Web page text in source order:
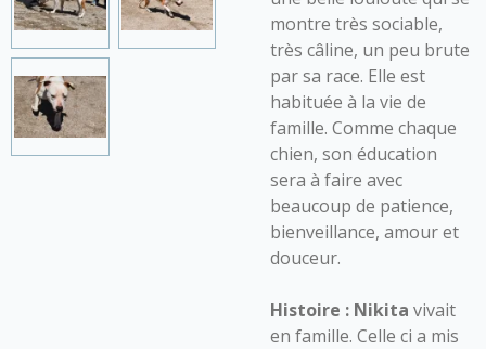
montre très sociable,
très câline, un peu brute
par sa race. Elle est
habituée à la vie de
famille. Comme chaque
chien, son éducation
sera à faire avec
beaucoup de patience,
bienveillance, amour et
douceur.
Histoire : Nikita vivait
en famille. Celle ci a mis